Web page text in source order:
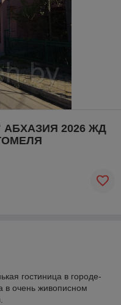
АБХАЗИЯ 2026 ЖД
гостиница в городе-
в очень живописном